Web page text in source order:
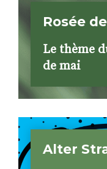
Rosée
Le thème
de mai
Alter